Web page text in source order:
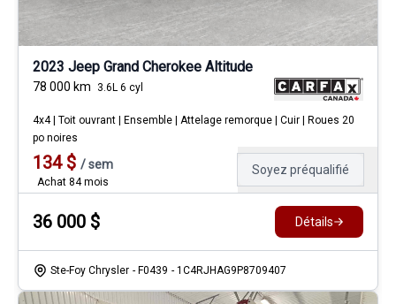
2023 Jeep Grand Cherokee Altitude
78 000 km 3.6L 6 cyl
4x4 | Toit ouvrant | Ensemble | Attelage remorque | Cuir | Roues 20
po noires
134$ /sem
Achat 84 mois
Soyez préqualifié
36 000 $ Détails
Ste-Foy Chrysler - F0439 - 1C4RJHAG9P8709407